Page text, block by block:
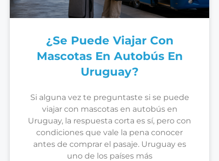
¿Se Puede Viajar Con
Mascotas En Autobús En
Uruguay?
Si alguna vez te preguntaste si se puede
viajar con mascotas en autobús en
Uruguay, la respuesta corta es sí, pero con
condiciones que vale la pena conocer
antes de comprar el pasaje. Uruguay es
uno de los países más